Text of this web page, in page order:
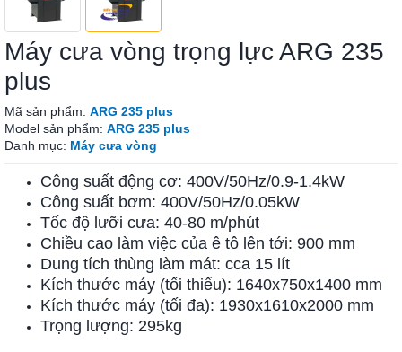
Máy cưa vòng trọng lực ARG 235
plus
Mã sản phẩm: ARG 235 plus
Model sản phẩm: ARG 235 plus
Danh mục: Máy cưa vòng
Công suất động cơ: 400V/50Hz/0.9-1.4kW
Công suất bơm: 400V/50Hz/0.05kW
Tốc độ lưỡi cưa: 40-80 m/phút
Chiều cao làm việc của ê tô lên tới: 900 mm
Dung tích thùng làm mát: cca 15 lít
Kích thước máy (tối thiểu): 1640x750x1400 mm
Kích thước máy (tối đa): 1930x1610x2000 mm
Trọng lượng: 295kg